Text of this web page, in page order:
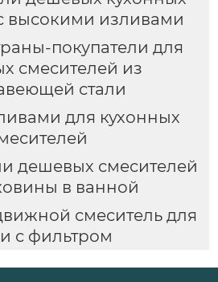
высокими изливами
покупатели для
смесителей из
стали
для кухонных
дешевых смесителей
в ванной
смеситель для
с фильтром